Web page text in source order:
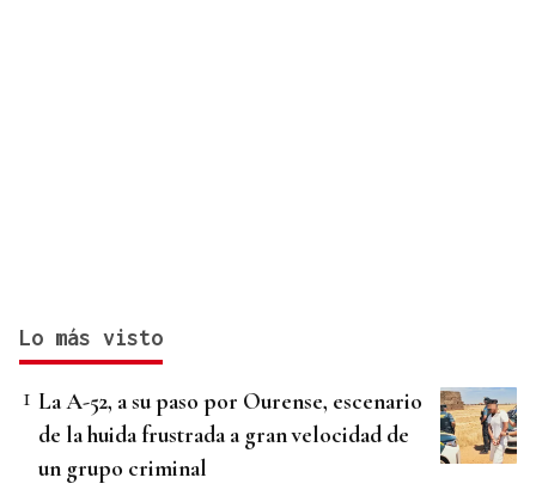
Lo más visto
La A-52, a su paso por Ourense, escenario
de la huida frustrada a gran velocidad de
un grupo criminal